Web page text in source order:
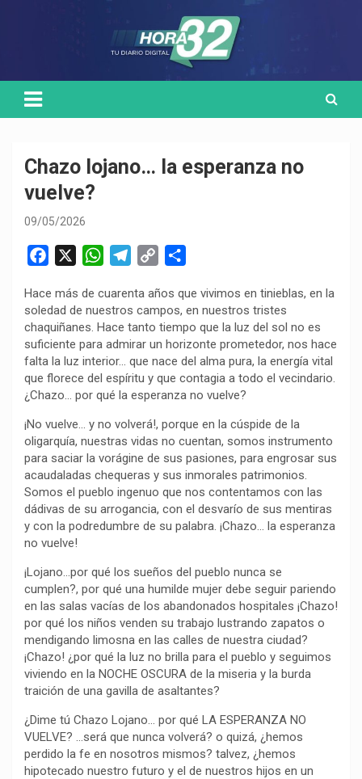
Chazo lojano… la esperanza no
vuelve?
09/05/2026
c
e
b
o
o
k
W
a
t
s
A
p
p
l
e
g
r
a
m
p
y
L
i
n
k
m
p
a
r
t
i
r
Hace más de cuarenta años que vivimos en tinieblas, en la
soledad de nuestros campos, en nuestros tristes
chaquiñanes. Hace tanto tiempo que la luz del sol no es
suficiente para admirar un horizonte prometedor, nos hace
falta la luz interior… que nace del alma pura, la energía vital
que florece del espíritu y que contagia a todo el vecindario.
¿Chazo… por qué la esperanza no vuelve?
¡No vuelve… y no volverá!, porque en la cúspide de la
oligarquía, nuestras vidas no cuentan, somos instrumento
para saciar la vorágine de sus pasiones, para engrosar sus
acaudaladas chequeras y sus inmorales patrimonios.
Somos el pueblo ingenuo que nos contentamos con las
dádivas de su arrogancia, con el desvarío de sus mentiras
y con la podredumbre de su palabra. ¡Chazo… la esperanza
no vuelve!
¡Lojano…por qué los sueños del pueblo nunca se
cumplen?, por qué una humilde mujer debe seguir pariendo
en las salas vacías de los abandonados hospitales ¡Chazo!
por qué los niños venden su trabajo lustrando zapatos o
mendigando limosna en las calles de nuestra ciudad?
¡Chazo! ¿por qué la luz no brilla para el pueblo y seguimos
viviendo en la NOCHE OSCURA de la miseria y la burda
traición de una gavilla de asaltantes?
¿Dime tú Chazo Lojano… por qué LA ESPERANZA NO
VUELVE? …será que nunca volverá? o quizá, ¿hemos
perdido la fe en nosotros mismos? talvez, ¿hemos
hipotecado nuestro futuro y el de nuestros hijos en un